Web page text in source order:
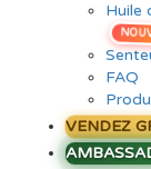
Huile
FAQ
VENDEZ